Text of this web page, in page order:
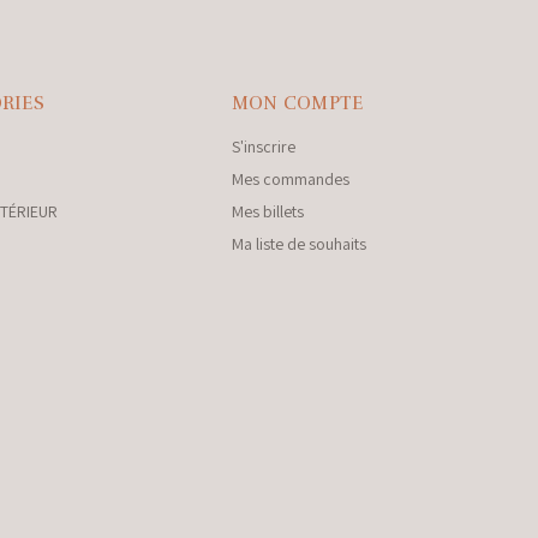
MON COMPTE
S'inscrire
Mes commandes
Mes billets
Ma liste de souhaits